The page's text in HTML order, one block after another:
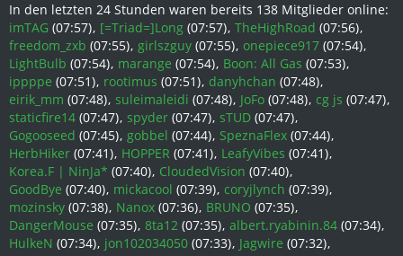
In den letzten 24 Stunden waren bereits 138 Mitglieder online:
imTAG (07:57) [=Triad=]Long (07:57) TheHighRoad (07:56)
freedom_zxb (07:55) girlszguy (07:55) onepiece917 (07:54)
LightBulb (07:54) marange (07:54) Boon: All Gas (07:53)
ippppe (07:51) rootimus (07:51) danyhchan (07:48)
eirik_mm (07:48) suleimaleidi (07:48) JoFo (07:48) cg js (07:47)
staticfire14 (07:47) spyder (07:47) sTUD (07:47)
Gogooseed (07:45) gobbel (07:44) SpeznaFlex (07:44)
HerbHiker (07:41) HOPPER (07:41) LeafyVibes (07:41)
Korea.F | NinJa* (07:40) CloudedVision (07:40)
GoodBye (07:40) mickacool (07:39) coryjlynch (07:39)
mozinsky (07:38) Nanox (07:36) BRUNO (07:35)
DangerMouse (07:35) 8ta12 (07:35) albert.ryabinin.84 (07:34)
HulkeN (07:34) jon102034050 (07:33) Jagwire (07:32)